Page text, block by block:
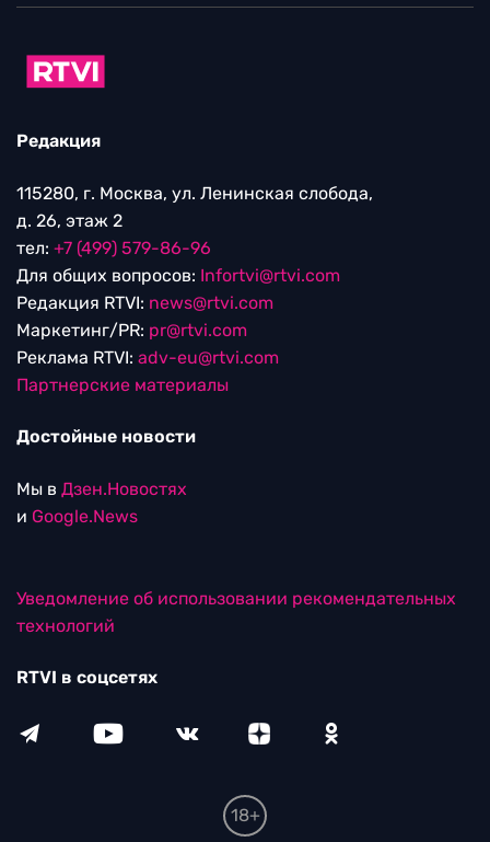
Редакция
115280, г. Москва, ул. Ленинская слобода,
д. 26, этаж 2
тел: +7 (499) 579-86-96
Для общих вопросов: Infortvi@rtvi.com
Редакция RTVI: news@rtvi.com
Маркетинг/PR: pr@rtvi.com
Реклама RTVI: adv-eu@rtvi.com
Партнерские материалы
Достойные новости
Мы в Дзен.Новостях
и Google.News
Уведомление об использовании рекомендательных
технологий
RTVI в соцсетях
18+